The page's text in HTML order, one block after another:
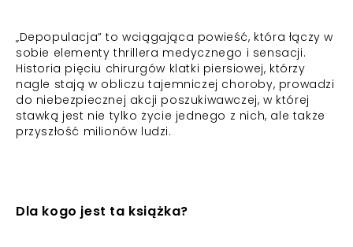
„Depopulacja” to wciągająca powieść, która łączy w
sobie elementy thrillera medycznego i sensacji.
Historia pięciu chirurgów klatki piersiowej, którzy
nagle stają w obliczu tajemniczej choroby, prowadzi
do niebezpiecznej akcji poszukiwawczej, w której
stawką jest nie tylko życie jednego z nich, ale także
przyszłość milionów ludzi.
Dla kogo jest ta książka?